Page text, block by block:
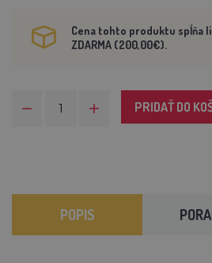
Cena tohto produktu spĺňa
ZDARMA (200,00€).
PRIDAŤ DO
POPIS